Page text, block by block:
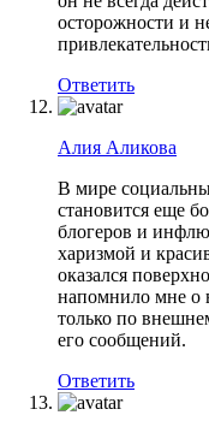
осторожности и
Ответить
Алия Аликова
В мире
становится еще
блогеров и
харизмой и
оказался
напомнило мне о
только по
его сообщений.
Ответить